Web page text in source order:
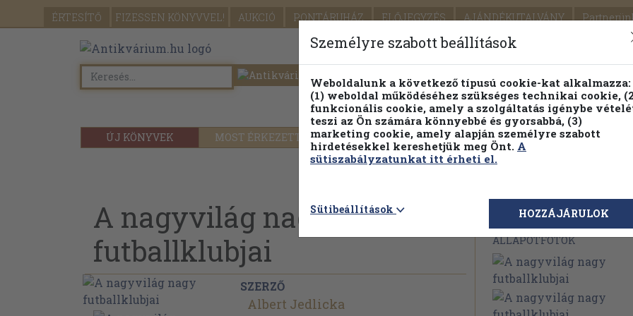
ÉRTESÍTŐ FIZESSEN KÖNYVVEL! AUKCIÓ PONTÁRUHÁZ ELŐJEGYZÉS AJÁNDÉKUTALVÁNY
SEGÍTSÉG
ÚJ KÖNYVEK MOST ÉRKEZETT PILLANATNYI ÁRAINK FENNTARTHATÓ
Részletes kereső Témaköri fa
A nagyvilág nagy
futballklubjai
SZERZŐ
Albert Jedlicka
Megvásárolható
ÁLLAPOTFOTÓK
Személyre szabott beállítások
Weboldalunk a következő típusú cookie-kat alkalmazza:
(1) weboldal működéséhez szükséges technikai cookie,
funkcionális cookie, amely a szolgáltatás igénybe
teszi az Ön számára könnyebbé és gyorsabbá, (3)
marketing cookie, amely alapján személyre szabott
hirdetésekkel kereshetjük meg Önt. A
sütiszabályzatunkat itt érheti el.
Sütibeállítások HOZZÁJÁRULOK